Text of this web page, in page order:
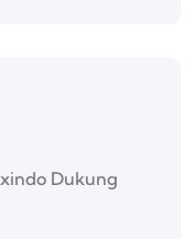
Dukung